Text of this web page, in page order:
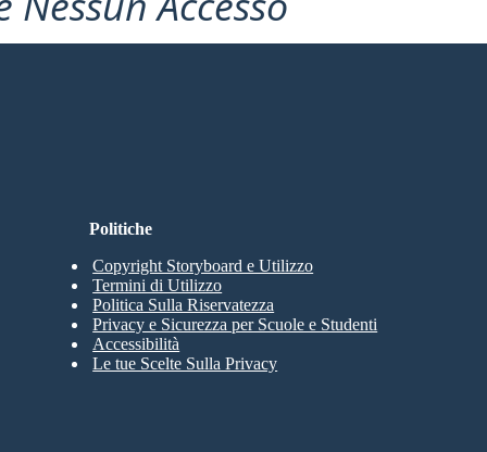
Politiche
Copyright Storyboard e Utilizzo
Termini di Utilizzo
Politica Sulla Riservatezza
Privacy e Sicurezza per Scuole e Studenti
Accessibilità
Le tue Scelte Sulla Privacy